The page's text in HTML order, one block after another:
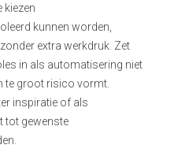
kiezen
kunnen worden,
extra werkdruk. Zet
in als automatisering niet
te groot risico vormt.
inspiratie of als
tot gewenste